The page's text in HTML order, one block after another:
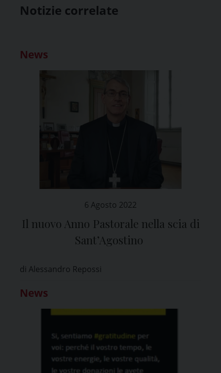
Notizie correlate
News
6 Agosto 2022
Il nuovo Anno Pastorale nella scia di
Sant’Agostino
di Alessandro Repossi
News